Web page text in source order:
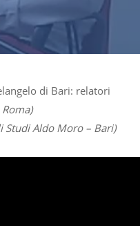
di Bari: relatori
Studi Aldo Moro – Bari)